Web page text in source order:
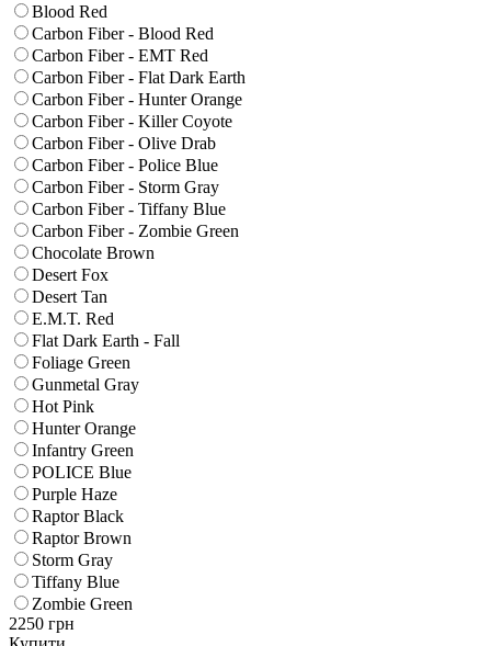
Blood Red
Carbon Fiber - Blood Red
Carbon Fiber - EMT Red
Carbon Fiber - Flat Dark Earth
Carbon Fiber - Hunter Orange
Carbon Fiber - Killer Coyote
Carbon Fiber - Olive Drab
Carbon Fiber - Police Blue
Carbon Fiber - Storm Gray
Carbon Fiber - Tiffany Blue
Carbon Fiber - Zombie Green
Chocolate Brown
Desert Fox
Desert Tan
E.M.T. Red
Flat Dark Earth - Fall
Foliage Green
Gunmetal Gray
Hot Pink
Hunter Orange
Infantry Green
POLICE Blue
Purple Haze
Raptor Black
Raptor Brown
Storm Gray
Tiffany Blue
Zombie Green
2250 грн